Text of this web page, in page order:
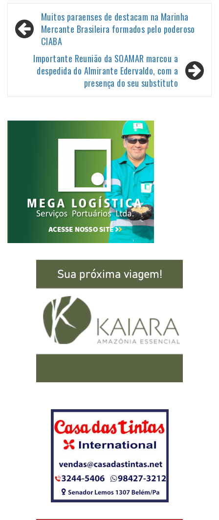
Navegação
de
Muitos paraenses de destacam na Marinha
Mercante Brasileira formados pelo poderoso
CIABA
Importante Reunião da SOAMAR marcou a
despedida do Almirante Edervaldo, com a
presença do seu substituto